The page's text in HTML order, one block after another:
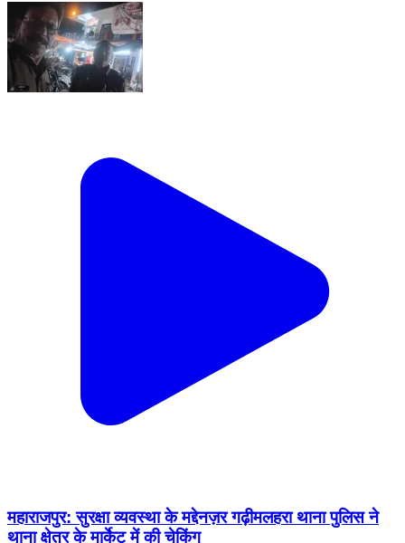
महाराजपुर: सुरक्षा व्यवस्था के मद्देनज़र गढ़ीमलहरा थाना पुलिस ने
थाना क्षेत्र के मार्केट में की चेकिंग